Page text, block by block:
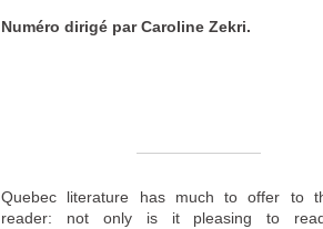
Numéro dirigé par Caroline Zekri.
Quebec literature has much to offer to
reader: not only is it pleasing to